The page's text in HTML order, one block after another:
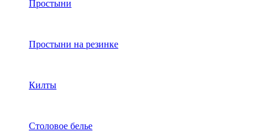
Простыни
Простыни на резинке
Килты
Столовое белье